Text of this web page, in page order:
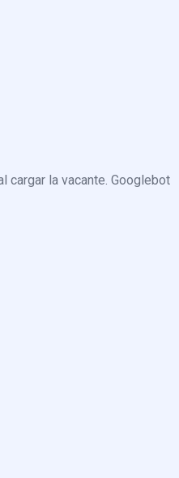
cargar la vacante. Googlebot